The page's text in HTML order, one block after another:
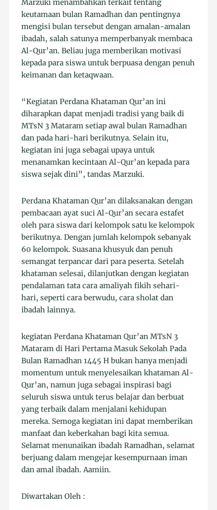
Marzuki menambahkan terkait tentang
keutamaan bulan Ramadhan dan pentingnya
mengisi bulan tersebut dengan amalan-amalan
ibadah, salah satunya memperbanyak membaca
Al-Qur’an. Beliau juga memberikan motivasi
kepada para siswa untuk berpuasa dengan penuh
keimanan dan ketaqwaan.
“Kegiatan Perdana Khataman Qur’an ini
diharapkan dapat menjadi tradisi yang baik di
MTsN 3 Mataram setiap awal bulan Ramadhan
dan pada hari-hari berikutnya. Selain itu,
kegiatan ini juga sebagai upaya untuk
menanamkan kecintaan Al-Qur’an kepada para
siswa sejak dini”, tandas Marzuki.
Perdana Khataman Qur’an dilaksanakan dengan
pembacaan ayat suci Al-Qur’an secara estafet
oleh para siswa dari kelompok satu ke kelompok
berikutnya. Dengan jumlah kelompok sebanyak
60 kelompok. Suasana khusyuk dan penuh
semangat terpancar dari para peserta. Setelah
khataman selesai, dilanjutkan dengan kegiatan
pendalaman tata cara amaliyah fikih sehari-
hari, seperti cara berwudu, cara sholat dan
ibadah lainnya.
kegiatan Perdana Khataman Qur’an MTsN 3
Mataram di Hari Pertama Masuk Sekolah Pada
Bulan Ramadhan 1445 H bukan hanya menjadi
momentum untuk menyelesaikan khataman Al-
Qur’an, namun juga sebagai inspirasi bagi
seluruh siswa untuk terus belajar dan berbuat
yang terbaik dalam menjalani kehidupan
mereka. Semoga kegiatan ini dapat memberikan
manfaat dan keberkahan bagi kita semua.
Selamat menunaikan ibadah Ramadhan, selamat
berjuang dalam mengejar kesempurnaan iman
dan amal ibadah. Aamiin.
Diwartakan Oleh :